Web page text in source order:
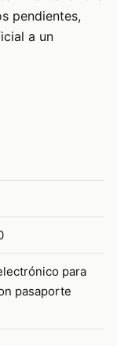
pendientes,
a un
para
pasaporte